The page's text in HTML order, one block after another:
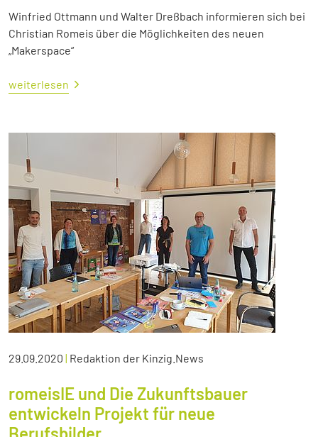
Winfried Ottmann und Walter Dreßbach informieren sich bei
Christian Romeis über die Möglichkeiten des neuen
„Makerspace“
weiterlesen
29.09.2020 | Redaktion der Kinzig.News
romeisIE und Die Zukunftsbauer
entwickeln Projekt für neue